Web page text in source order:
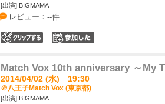
[出演] BIGMAMA
レビュー：--件
Match Vox 10th anniversary ～My
2014/04/02 (水) 19:30
＠八王子Match Vox (東京都)
[出演] BIGMAMA